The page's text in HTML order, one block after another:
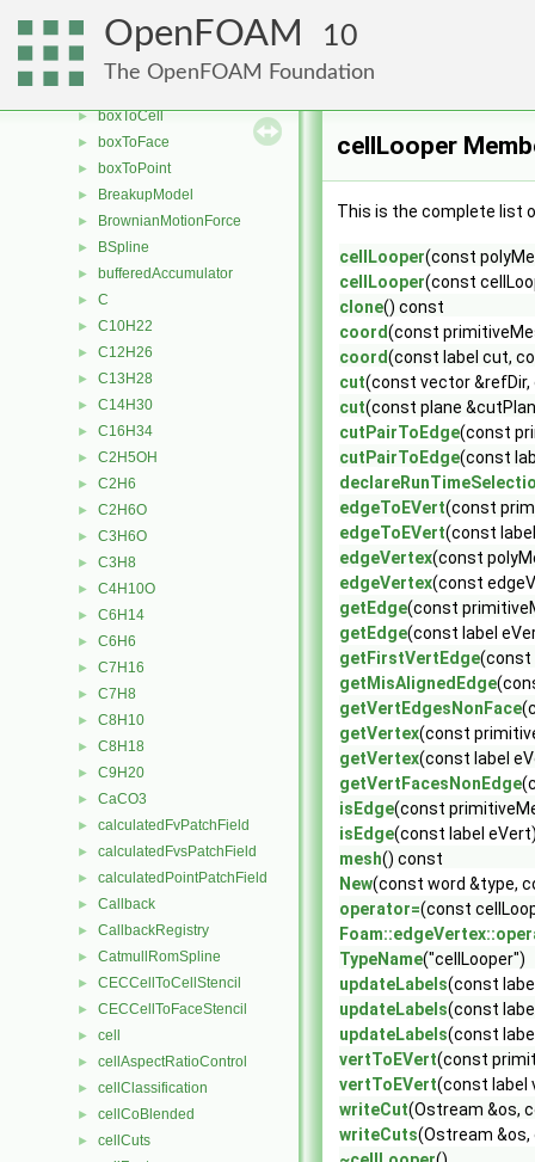
OpenFOAM 10
The OpenFOAM Foundation
► boundaryToFace
► boundBox
►
► boxToCell
► boxToFace
► boxToPoint
► BreakupModel
► BrownianMotionForce
► BSpline
► bufferedAccumulator
► C
► C10H22
► C12H26
► C13H28
► C14H30
► C16H34
► C2H5OH
► C2H6
► C2H6O
► C3H6O
► C3H8
► C4H10O
► C6H14
► C6H6
► C7H16
► C7H8
► C8H10
► C8H18
► C9H20
► CaCO3
► calculatedFvPatchField
► calculatedFvsPatchField
► calculatedPointPatchField
► Callback
► CallbackRegistry
► CatmullRomSpline
► CECCellToCellStencil
► CECCellToFaceStencil
► cell
► cellAspectRatioControl
► cellClassification
► cellCoBlended
► cellCuts
cellLooper
This is the complete list
cellLooper(const
cellLooper(const
clone() const
coord(const
coord(const label cut,
cut(const vector &refDir,
cut(const plane
cutPairToEdge(const
cutPairToEdge(const
edgeToEVert(const
edgeToEVert(const
edgeVertex(const
edgeVertex(const
getEdge(const
getEdge(const label
getFirstVertEdge(const
getMisAlignedEdge
getVertEdgesNonFace
getVertex(const
getVertex(const label
getVertFacesNonEdge
isEdge(const
isEdge(const label
mesh() const
New(const word &type,
operator=(const
TypeName("cellLooper")
updateLabels(const
updateLabels(const
updateLabels(const
vertToEVert(const
vertToEVert(const label
writeCut(Ostream &os,
writeCuts(Ostream